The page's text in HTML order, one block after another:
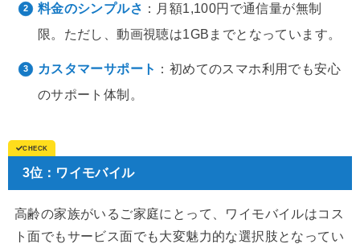
料金のシンプルさ ：月額1,100円で通信量が無制
限。ただし、動画視聴は1GBまでとなっています。
カスタマーサポート ：初めてのスマホ利用でも安心
のサポート体制。
3位：ワイモバイル
高齢の家族がいるご家庭にとって、ワイモバイルはコス
ト面でもサービス面でも大変魅力的な選択肢となってい